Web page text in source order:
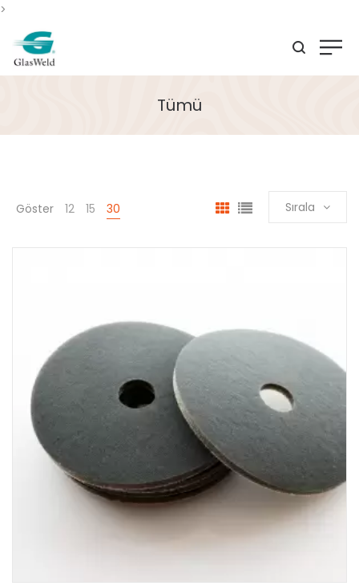
>
Tümü
Göster 12 15 30 Sırala